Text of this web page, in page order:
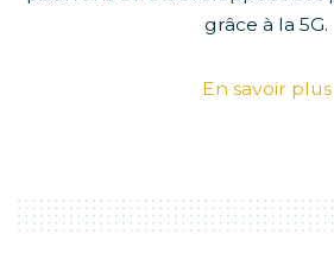
grâce à la 5G.
En savoir plus